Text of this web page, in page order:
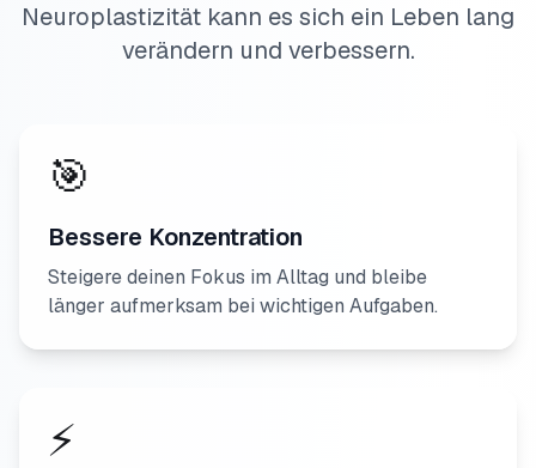
Neuroplastizität kann es sich ein Leben lang
verändern und verbessern.
🎯
Bessere Konzentration
Steigere deinen Fokus im Alltag und bleibe
länger aufmerksam bei wichtigen Aufgaben.
⚡